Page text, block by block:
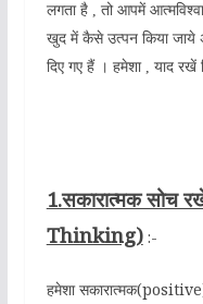
लगता है , तो आपमें
खुद में कैसे उत्पन किया जाये
दिए गए हैं । हमेशा , याद
1.सकारात्मक सोच
Thinking):-
हमेशा